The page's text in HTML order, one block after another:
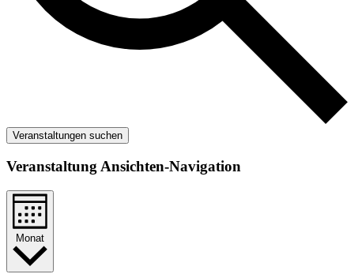
Veranstaltungen suchen
Veranstaltung Ansichten-Navigation
Monat